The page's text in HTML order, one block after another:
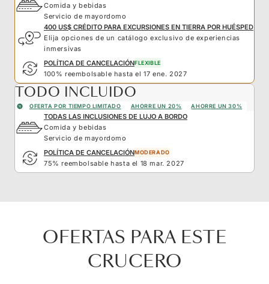
Comida y bebidas
Servicio de mayordomo
400 US$ CRÉDITO PARA EXCURSIONES EN TIERRA POR HUÉSPED
Elija opciones de un catálogo exclusivo de experiencias
inmersivas
POLÍTICA DE CANCELACIÓNFLEXIBLE
100% reembolsable hasta el 17 ene. 2027
TODO INCLUIDO
OFERTA POR TIEMPO LIMITADO AHORRE UN 20% AHORRE UN 30%
TODAS LAS INCLUSIONES DE LUJO A BORDO
Comida y bebidas
Servicio de mayordomo
POLÍTICA DE CANCELACIÓNMODERADO
75% reembolsable hasta el 18 mar. 2027
OFERTAS PARA ESTE
CRUCERO